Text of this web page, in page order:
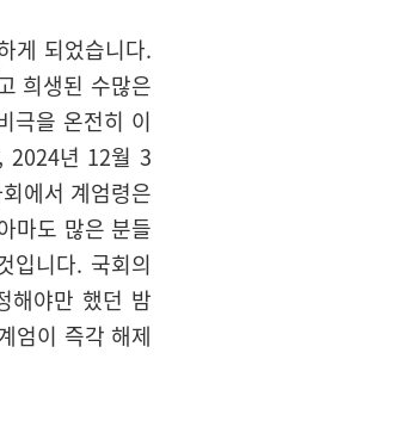
게 되었습니다.
희생된 수많은
극을 온전히 이
2024년 12월 3
에서 계엄령은
마도 많은 분들
입니다. 국회의
해야만 했던 밤
엄이 즉각 해제